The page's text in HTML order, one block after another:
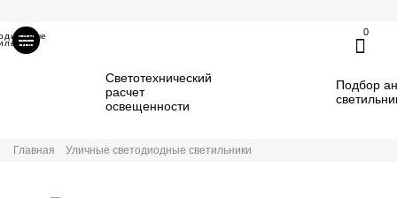
0
Светотехнический
расчет
освещенности
Подбор
Главная Уличные светодиодные светильники